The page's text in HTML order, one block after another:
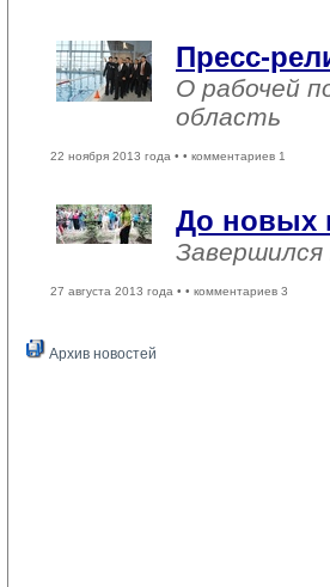
Пресс-
О рабочей
область
22 ноября 2013 года • • комментариев 1
До новых
27 августа 2013 года • • комментариев 3
Архив новостей